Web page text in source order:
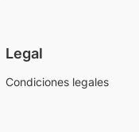
Legal
Condiciones legales